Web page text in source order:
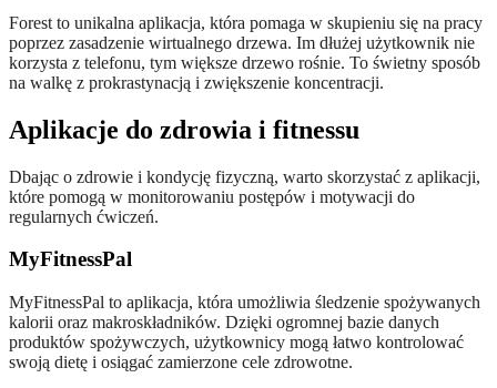
Forest to unikalna aplikacja, która pomaga w skupieniu się na pracy
poprzez zasadzenie wirtualnego drzewa. Im dłużej użytkownik nie
korzysta z telefonu, tym większe drzewo rośnie. To świetny sposób
na walkę z prokrastynacją i zwiększenie koncentracji.
Aplikacje do zdrowia i fitnessu
Dbając o zdrowie i kondycję fizyczną, warto skorzystać z aplikacji,
które pomogą w monitorowaniu postępów i motywacji do
regularnych ćwiczeń.
MyFitnessPal
MyFitnessPal to aplikacja, która umożliwia śledzenie spożywanych
kalorii oraz makroskładników. Dzięki ogromnej bazie danych
produktów spożywczych, użytkownicy mogą łatwo kontrolować
swoją dietę i osiągać zamierzone cele zdrowotne.